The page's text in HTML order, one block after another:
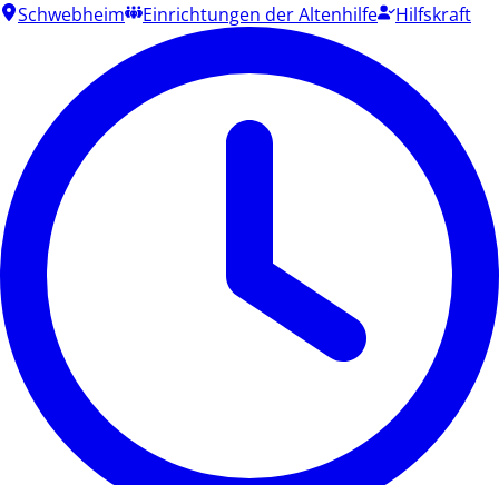
Schwebheim
Einrichtungen der Altenhilfe Hilfskraft